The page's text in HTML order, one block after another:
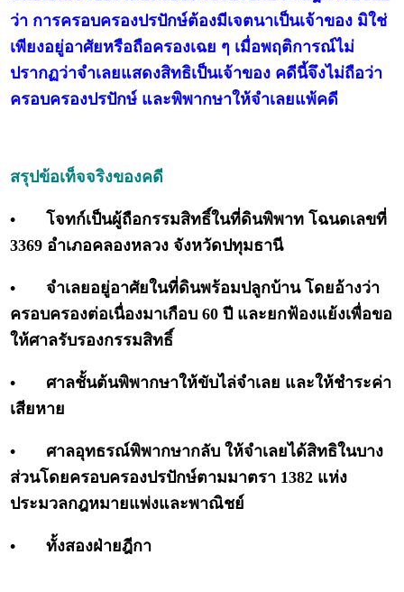
ว่า การครอบครองปรปักษ์ต้องมีเจตนาเป็นเจ้าของ มิใช่
เพียงอยู่อาศัยหรือถือครองเฉย ๆ เมื่อพฤติการณ์ไม่
ปรากฏว่าจำเลยแสดงสิทธิเป็นเจ้าของ คดีนี้จึงไม่ถือว่า
ครอบครองปรปักษ์ และพิพากษาให้จำเลยแพ้คดี
สรุปข้อเท็จจริงของคดี
•
โจทก์เป็นผู้ถือกรรมสิทธิ์ในที่ดินพิพาท โฉนดเลขที่
3369 อำเภอคลองหลวง จังหวัดปทุมธานี
•
จำเลยอยู่อาศัยในที่ดินพร้อมปลูกบ้าน โดยอ้างว่า
ครอบครองต่อเนื่องมาเกือบ 60 ปี และยกฟ้องแย้งเพื่อขอ
ให้ศาลรับรองกรรมสิทธิ์
•
ศาลชั้นต้นพิพากษาให้ขับไล่จำเลย และให้ชำระค่า
เสียหาย
•
ศาลอุทธรณ์พิพากษากลับ ให้จำเลยได้สิทธิในบาง
ส่วนโดยครอบครองปรปักษ์ตามมาตรา 1382 แห่ง
ประมวลกฎหมายแพ่งและพาณิชย์
• ทั้งสองฝ่ายฎีกา